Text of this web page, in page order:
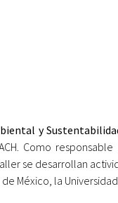
y
Como
se desarrollan
México, la